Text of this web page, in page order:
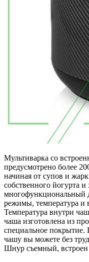
Мультиварка со
предусмотрено более
начиная от супов и
собственного йогурта
многофункциональный
режимы, температура и
Температура внутри
чаша изготовлена из
специальное покрытие.
чашу вы можете без
Шнур съемный, встроен